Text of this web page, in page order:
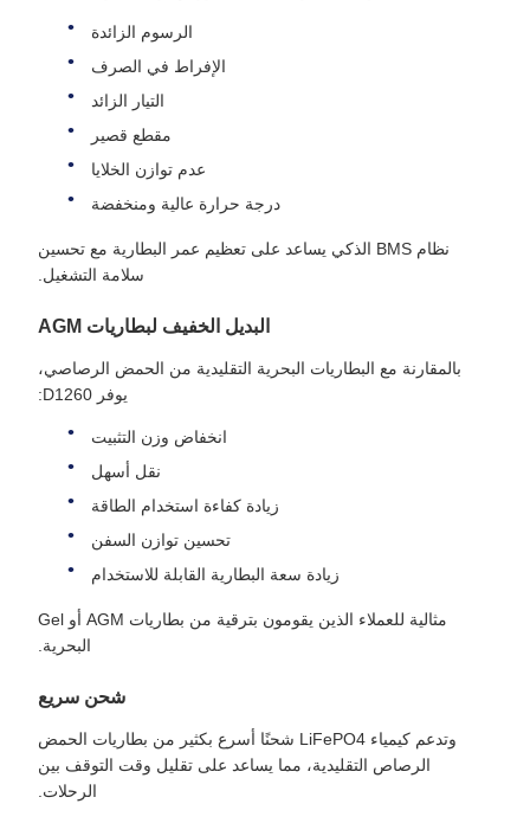
الرسوم الزائدة
الإفراط في الصرف
التيار الزائد
مقطع قصير
عدم توازن الخلايا
درجة حرارة عالية ومنخفضة
نظام BMS الذكي يساعد على تعظيم عمر البطارية مع تحسين
سلامة التشغيل.
البديل الخفيف لبطاريات AGM
بالمقارنة مع البطاريات البحرية التقليدية من الحمض الرصاصي،
يوفر D1260:
انخفاض وزن التثبيت
نقل أسهل
زيادة كفاءة استخدام الطاقة
تحسين توازن السفن
زيادة سعة البطارية القابلة للاستخدام
مثالية للعملاء الذين يقومون بترقية من بطاريات AGM أو Gel
البحرية.
شحن سريع
وتدعم كيمياء LiFePO4 شحنًا أسرع بكثير من بطاريات الحمض
الرصاص التقليدية، مما يساعد على تقليل وقت التوقف بين
الرحلات.